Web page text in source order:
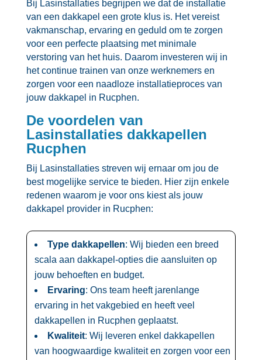
Bij Lasinstallaties begrijpen we dat de installatie
van een dakkapel een grote klus is.​ Het vereist
vakmanschap, ervaring en geduld om te zorgen
voor een perfecte plaatsing met minimale
verstoring van het huis.​ Daarom investeren wij in
het continue trainen van onze werknemers en
zorgen voor een naadloze installatieproces van
jouw dakkapel in Rucphen.​
De voordelen van
Lasinstallaties dakkapellen
Rucphen
Bij Lasinstallaties streven wij ernaar om jou de
best mogelijke service te bieden.​ Hier zijn enkele
redenen waarom je voor ons kiest als jouw
dakkapel provider in Rucphen:
Type dakkapellen: Wij bieden een breed
scala aan dakkapel-opties die aansluiten op
jouw behoeften en budget.​
Ervaring: Ons team heeft jarenlange
ervaring in het vakgebied en heeft veel
dakkapellen in Rucphen geplaatst.​
Kwaliteit: Wij leveren enkel dakkapellen
van hoogwaardige kwaliteit en zorgen voor een